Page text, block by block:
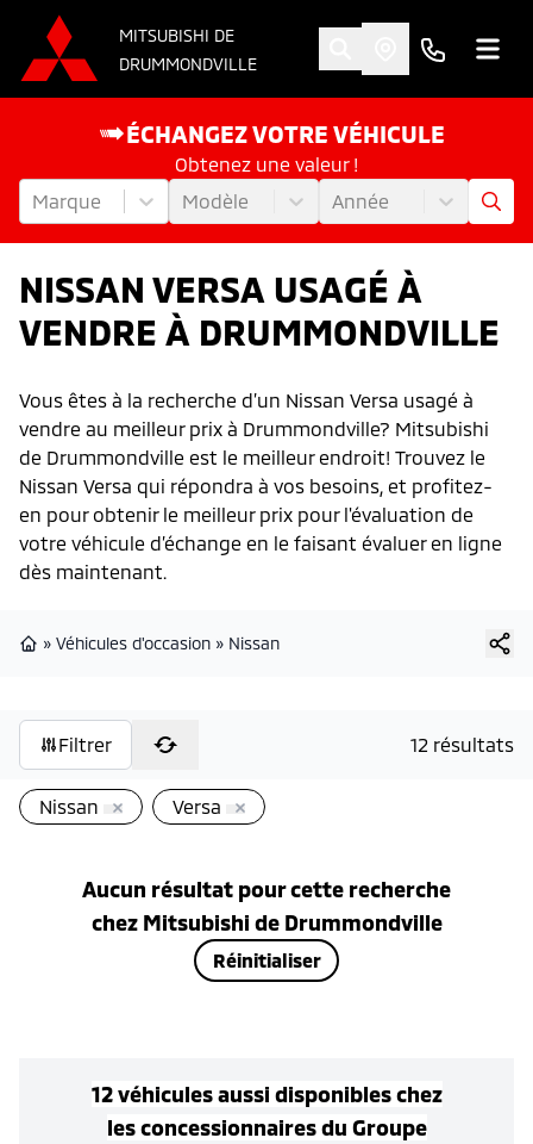
MITSUBISHI DE
DRUMMONDVILLE
ÉCHANGEZ VOTRE VÉHICULE
Obtenez une valeur !
Marque
Modèle Année
NISSAN VERSA USAGÉ À
VENDRE À DRUMMONDVILLE
Vous êtes à la recherche d’un Nissan Versa usagé à
vendre au meilleur prix à Drummondville? Mitsubishi
de Drummondville est le meilleur endroit! Trouvez le
Nissan Versa qui répondra à vos besoins, et profitez-
en pour obtenir le meilleur prix pour l'évaluation de
votre véhicule d’échange en le faisant évaluer en ligne
dès maintenant.
» Véhicules d'occasion » Nissan
Filtrer 12 résultats
Nissan Versa
Aucun résultat pour cette recherche
chez Mitsubishi de Drummondville
Réinitialiser
12véhicules aussi disponibles chez
les concessionnaires du Groupe